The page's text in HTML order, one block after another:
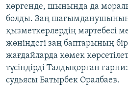
көргенде, шынында да
болды. Заң
қызметкерлердің мәртебесі
жөніндегі заң баптарының
жағдайларда көмек
түсіндірді Талдықорған
судьясы Батырбек Оралбаев.